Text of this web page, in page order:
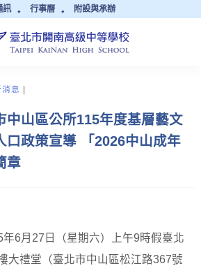
訊 行事曆 附設與承辦
消息
中山區公所115年度基層藝文
口政策宣導 「2026中山成年
章
6月27日（星期六）上午9時假臺北
大禮堂（臺北市中山區松江路367號